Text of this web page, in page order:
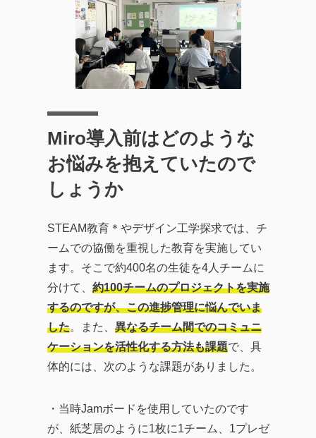
Miro導入前はどのような
お悩みを抱えていたので
しょうか
STEAM教育＊やデザイン工学探求では、チ
ームでの協働を重視した教育を実施してい
ます。そこで約400名の生徒を4人チームに
分けて、 約100チームのプロジェクトを実施
するのですが、この進捗管理に悩んでいま
した。また、 異なるチーム間でのコミュニ
ケーションを活性化する方法も課題で、具
体的には、次のような課題がありました。
・当時Jamボードを使用していたのです
が、紙芝居のように1枚に1チーム、1プレゼ